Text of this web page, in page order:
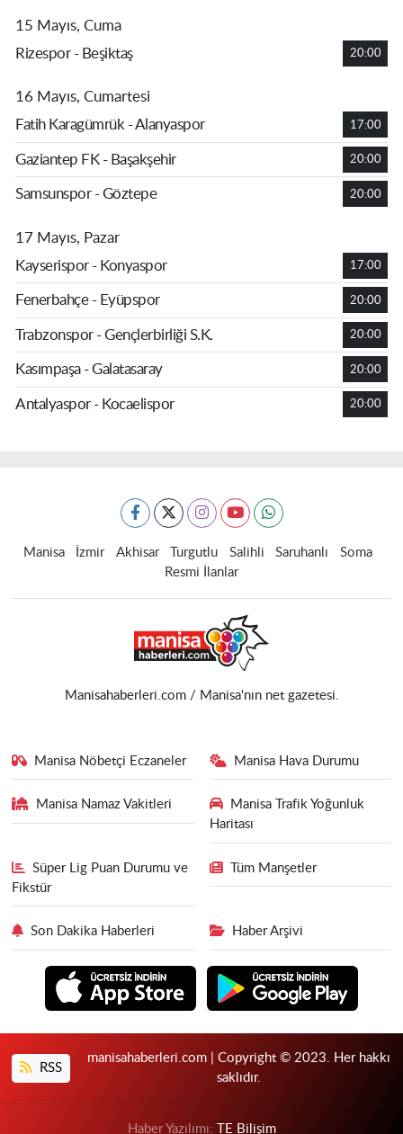
15 Mayıs, Cuma
Rizespor - Beşiktaş
20:00
16 Mayıs, Cumartesi
Fatih Karagümrük - Alanyaspor
17:00
Gaziantep FK - Başakşehir 20:00
Samsunspor - Göztepe 20:00
17 Mayıs, Pazar
Kayserispor - Konyaspor
17:00
Fenerbahçe - Eyüpspor 20:00
Trabzonspor - Gençlerbirliği S.K. 20:00
Kasımpaşa - Galatasaray 20:00
Antalyaspor - Kocaelispor 20:00
Manisa İzmir Akhisar Turgutlu Salihli Saruhanlı
Soma
Resmi İlanlar
Manisahaberleri.com / Manisa'nın net gazetesi.
Manisa Nöbetçi Eczaneler Manisa Hava Durumu
Manisa Namaz Vakitleri
Manisa Trafik Yoğunluk
Haritası
Süper Lig Puan Durumu ve
Fikstür
Tüm Manşetler
Son Dakika Haberleri Haber Arşivi
RSS
manisahaberleri.com | Copyright © 2023. Her hakkı
saklıdır.
Haber Yazılımı: TE Bilişim